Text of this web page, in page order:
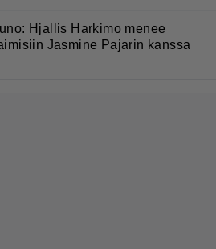
Hjallis Harkimo menee
Jasmine Pajarin kanssa